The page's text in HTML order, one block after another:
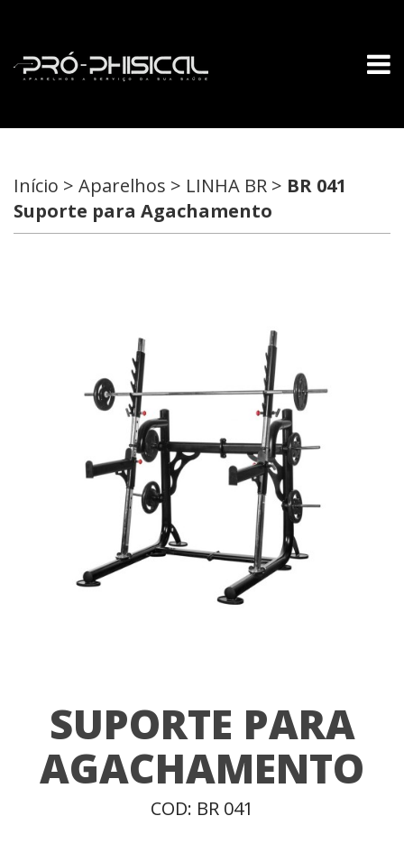
Início > Aparelhos > LINHA BR > BR 041
Suporte para Agachamento
SUPORTE PARA
AGACHAMENTO
COD: BR 041